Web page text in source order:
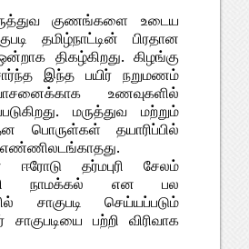
குணங்களை உடைய
தமிழ்நாட்டின் பிரதான
திகழ்கிறது. கிழங்கு
இந்த பயிர் நறுமணம்
உணவுகளில்
மருத்துவ மற்றும்
பொருள்கள் தயாரிப்பில்
ஈரோடு தர்மபுரி சேலம்
நாமக்கல் என பல
சாகுபடி செய்யப்படும்
பற்றி விரிவாக